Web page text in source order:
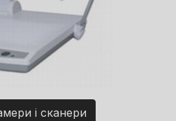
і сканери